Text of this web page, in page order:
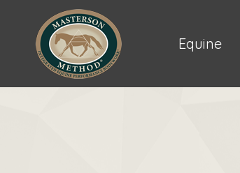
Equine